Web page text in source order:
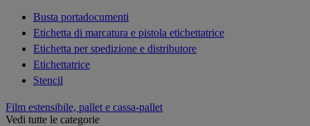
Busta portadocumenti
Etichetta di marcatura e pistola etichettatrice
Etichetta per spedizione e distributore
Etichettatrice
Stencil
Film estensibile, pallet e cassa-pallet
Vedi tutte le categorie